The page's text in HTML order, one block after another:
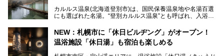
の温泉や料理をはじめ、パブリックスペース・客室など宿の
全貌を徹底的にご紹介します！
カルルス温泉(北海道登別市)は、国民保養温泉地や名湯百選
にも選ばれた名湯。“登別カルルス温泉”とも呼ばれ、入浴剤
豊かな登別温泉とは対照的な存在で、今も湯治場的な要素が
残る閑静な温泉地です。
NEW：札幌市に「休日ビルヂング」がオープン！
温浴施設「休日湯」も宿泊も楽しめる